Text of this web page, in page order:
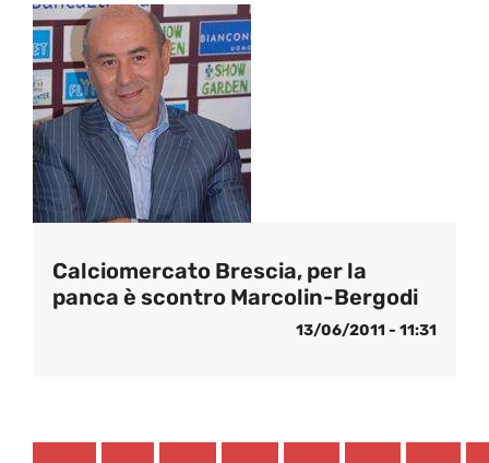
Calciomercato Brescia, per la
panca è scontro Marcolin-Bergodi
13/06/2011 - 11:31